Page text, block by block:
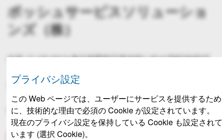
ボッシュサービスソリューショ
ンズ（株）
住所: 〒170-0013 東京都豊島区東池袋1-25-6 PMO池袋7F
代表電話番号: 03-6759-5300
BoschServiceSolutions.JP@jp.bosch.com
プライバシ設定
この Web ページでは、ユーザーにサービスを提供するため
に、技術的な理由で必須の Cookie が設定されています。
現在のプライバシ設定を保持している Cookie も設定され
います (選択 Cookie)。